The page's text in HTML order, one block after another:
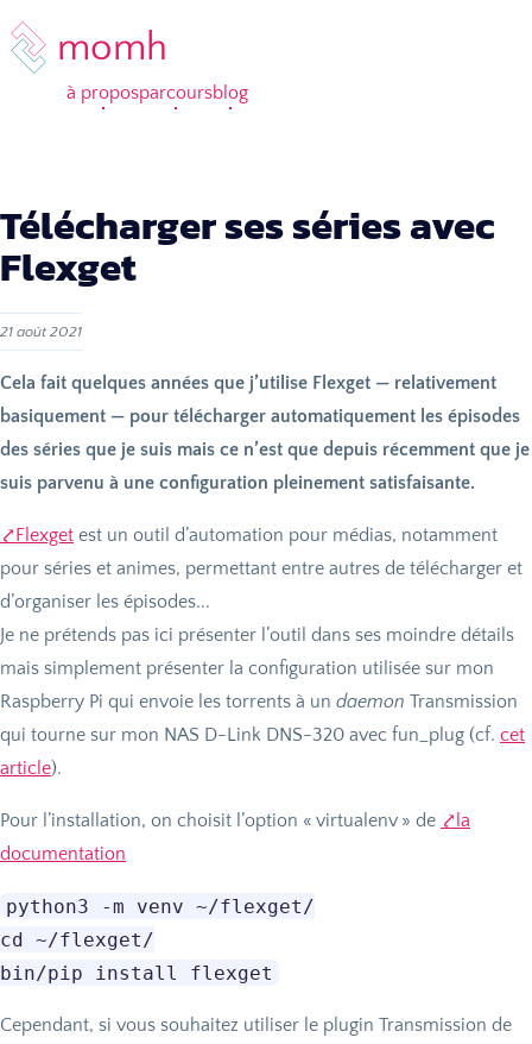
momh
à proposparcoursblog
Télécharger ses séries avec
Flexget
21 août 2021
Cela fait quelques années que j’utilise Flexget — relativement
basiquement — pour télécharger automatiquement les épisodes
des séries que je suis mais ce n’est que depuis récemment que je
suis parvenu à une configuration pleinement satisfaisante.
Flexget est un outil d’automation pour médias, notamment
pour séries et animes, permettant entre autres de télécharger et
d’organiser les épisodes...
Je ne prétends pas ici présenter l’outil dans ses moindre détails
mais simplement présenter la configuration utilisée sur mon
Raspberry Pi qui envoie les torrents à un daemon Transmission
qui tourne sur mon NAS D-Link DNS-320 avec fun_plug (cf. cet
article).
Pour l’installation, on choisit l’option « virtualenv » de
la
documentation
python3 -m venv ~/flexget/
cd ~/flexget/
Cependant, si vous souhaitez utiliser le plugin Transmission de